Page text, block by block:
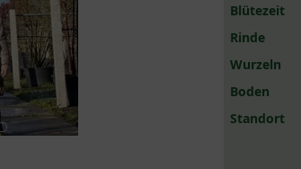
Blütezeit
Rinde
Wurzeln
Boden
Standort